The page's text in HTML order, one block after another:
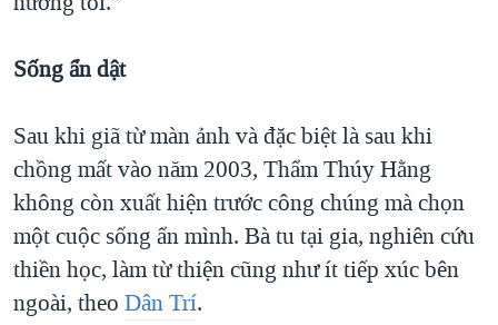
Sống ẩn dật
Sau khi giã từ màn ảnh và đặc biệt là sau khi
chồng mất vào năm 2003, Thẩm Thúy Hằng
không còn xuất hiện trước công chúng mà chọn
một cuộc sống ẩn mình. Bà tu tại gia, nghiên cứu
thiền học, làm từ thiện cũng như ít tiếp xúc bên
ngoài, theo Dân Trí.